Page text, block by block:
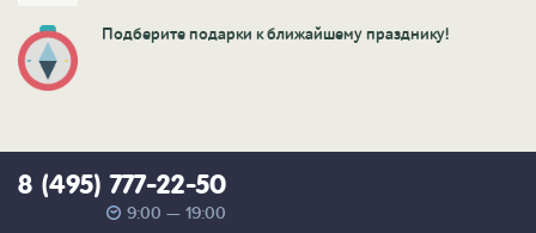
Подберите подарки к ближайшему празднику!
8 (495) 777-22-50
9:00 — 19:00